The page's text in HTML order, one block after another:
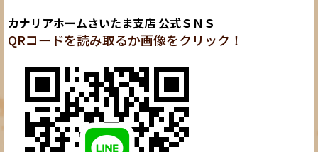
カナリアホームさいたま支店 公式ＳＮＳ
QRコードを読み取るか画像をクリック！